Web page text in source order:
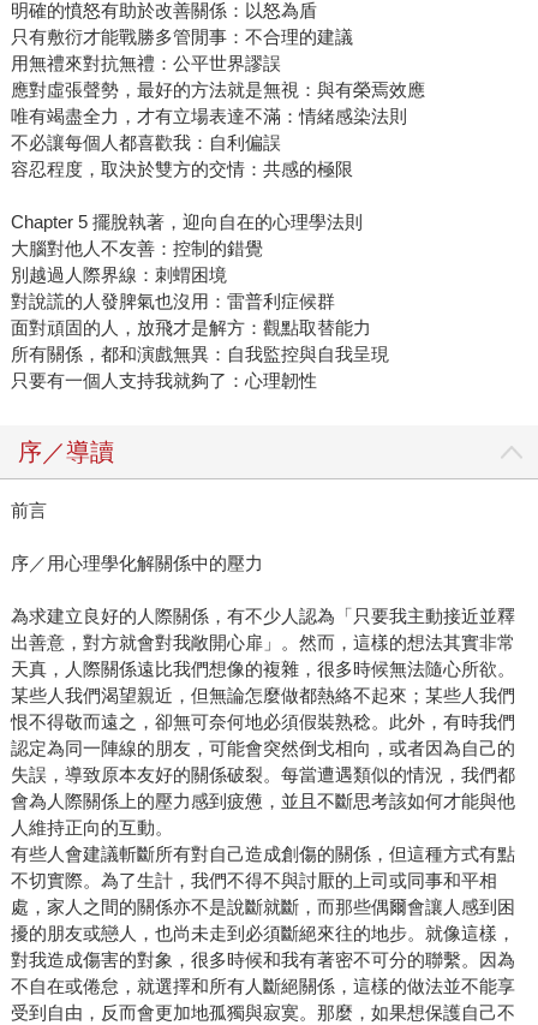
明確的憤怒有助於改善關係：以怒為盾
只有敷衍才能戰勝多管閒事：不合理的建議
用無禮來對抗無禮：公平世界謬誤
應對虛張聲勢，最好的方法就是無視：與有榮焉效應
唯有竭盡全力，才有立場表達不滿：情緒感染法則
不必讓每個人都喜歡我：自利偏誤
容忍程度，取決於雙方的交情：共感的極限
Chapter 5 擺脫執著，迎向自在的心理學法則
大腦對他人不友善：控制的錯覺
別越過人際界線：刺蝟困境
對說謊的人發脾氣也沒用：雷普利症候群
面對頑固的人，放飛才是解方：觀點取替能力
所有關係，都和演戲無異：自我監控與自我呈現
只要有一個人支持我就夠了：心理韌性
序／導讀
前言
序／用心理學化解關係中的壓力
為求建立良好的人際關係，有不少人認為「只要我主動接近並釋
出善意，對方就會對我敞開心扉」。然而，這樣的想法其實非常
天真，人際關係遠比我們想像的複雜，很多時候無法隨心所欲。
某些人我們渴望親近，但無論怎麼做都熱絡不起來；某些人我們
恨不得敬而遠之，卻無可奈何地必須假裝熟稔。此外，有時我們
認定為同一陣線的朋友，可能會突然倒戈相向，或者因為自己的
失誤，導致原本友好的關係破裂。每當遭遇類似的情況，我們都
會為人際關係上的壓力感到疲憊，並且不斷思考該如何才能與他
人維持正向的互動。
有些人會建議斬斷所有對自己造成創傷的關係，但這種方式有點
不切實際。為了生計，我們不得不與討厭的上司或同事和平相
處，家人之間的關係亦不是說斷就斷，而那些偶爾會讓人感到困
擾的朋友或戀人，也尚未走到必須斷絕來往的地步。就像這樣，
對我造成傷害的對象，很多時候和我有著密不可分的聯繫。因為
不自在或倦怠，就選擇和所有人斷絕關係，這樣的做法並不能享
受到自由，反而會更加地孤獨與寂寞。那麼，如果想保護自己不